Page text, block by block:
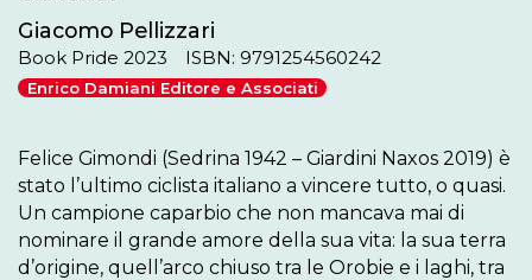
Giacomo Pellizzari
Book Pride 2023 ISBN: 9791254560242
Enrico Damiani Editore e Associati
Felice Gimondi (Sedrina 1942 – Giardini Naxos 2019) è
stato l’ultimo ciclista italiano a vincere tutto, o quasi.
Un campione caparbio che non mancava mai di
nominare il grande amore della sua vita: la sua terra
d’origine, quell’arco chiuso tra le Orobie e i laghi, tra